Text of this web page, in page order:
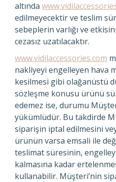
altında
edilmeyecektir ve teslim
sebeplerin varlığı ve
cezasız uzatılacaktır.
www.vidilaccessories.com
nakliyeyi engelleyen hava
kesilmesi gibi olağanüstü
sözleşme konusu ürünü
edemez ise, durumu
yükümlüdür. Bu takdirde
siparişin iptal edilmesini
ürünün varsa emsali ile
teslimat süresinin,
kalmasına kadar
kullanabilir. Müşteri’nin